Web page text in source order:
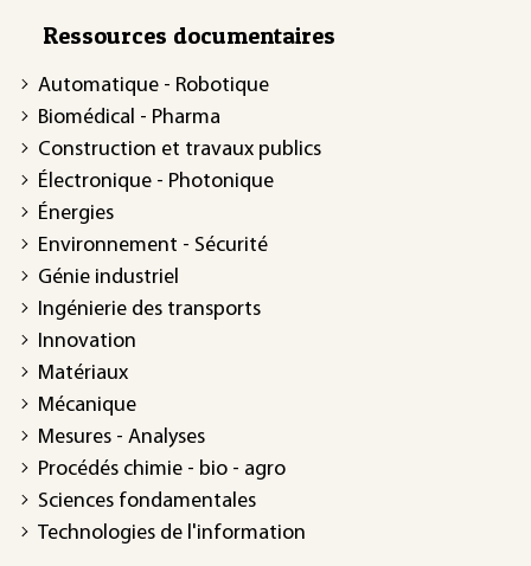
Ressources documentaires
Automatique - Robotique
Biomédical - Pharma
Construction et travaux publics
Électronique - Photonique
Énergies
Environnement - Sécurité
Génie industriel
Ingénierie des transports
Innovation
Matériaux
Mécanique
Mesures - Analyses
Procédés chimie - bio - agro
Sciences fondamentales
Technologies de l'information